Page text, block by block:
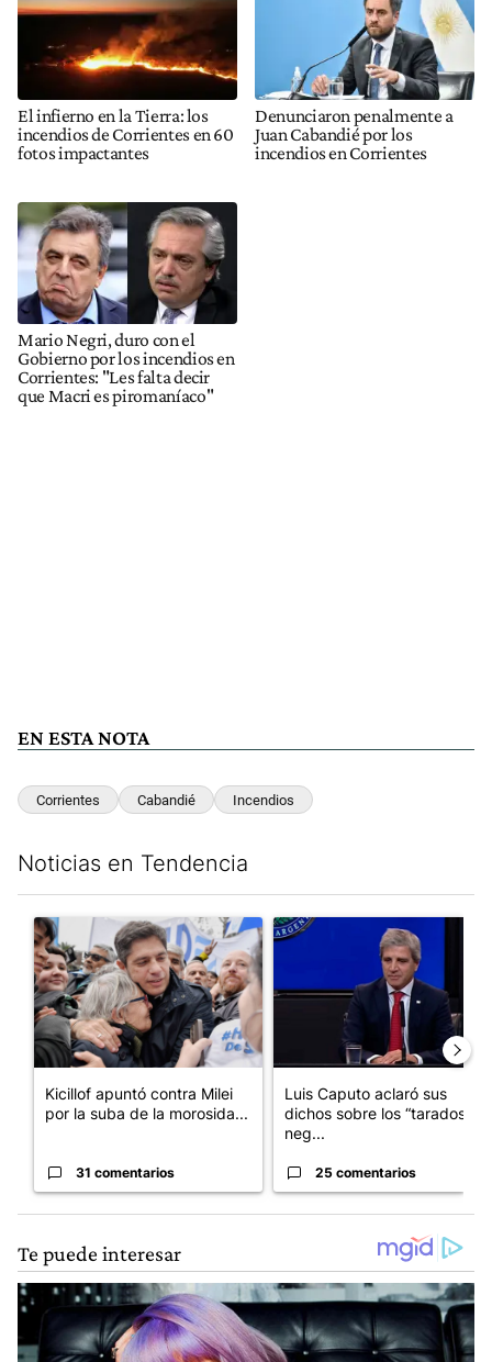
El infierno en la Tierra: los
incendios de Corrientes en 60
fotos impactantes
Denunciaron penalmente a
Juan Cabandié por los
incendios en Corrientes
Mario Negri, duro con el
Gobierno por los incendios en
Corrientes: "Les falta decir
que Macri es piromaníaco"
EN ESTA NOTA
Corrientes Cabandié Incendios
Noticias en Tendencia
Un artículo de tendencia con el título "Kicillof apuntó contra
Kicillof apuntó contra Milei
por la suba de la morosida...
31 comentarios
Un artículo de tendencia con
Luis Caputo aclaró sus
dichos sobre los “tarados” y
neg...
25 comentarios